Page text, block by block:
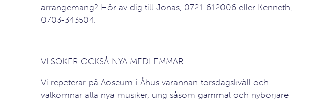
arrangemang? Hör av dig till Jonas, 0721-612006 eller Kenneth,
0703-343504.
VI SÖKER OCKSÅ NYA MEDLEMMAR
Vi repeterar på Aoseum i Åhus varannan torsdagskväll och
välkomnar alla nya musiker, ung såsom gammal och nybörjare